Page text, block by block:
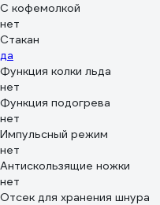
С кофемолкой
нет
Стакан
да
Функция колки льда
нет
Функция подогрева
нет
Импульсный режим
нет
Антискользящие ножки
нет
Отсек для хранения шнура